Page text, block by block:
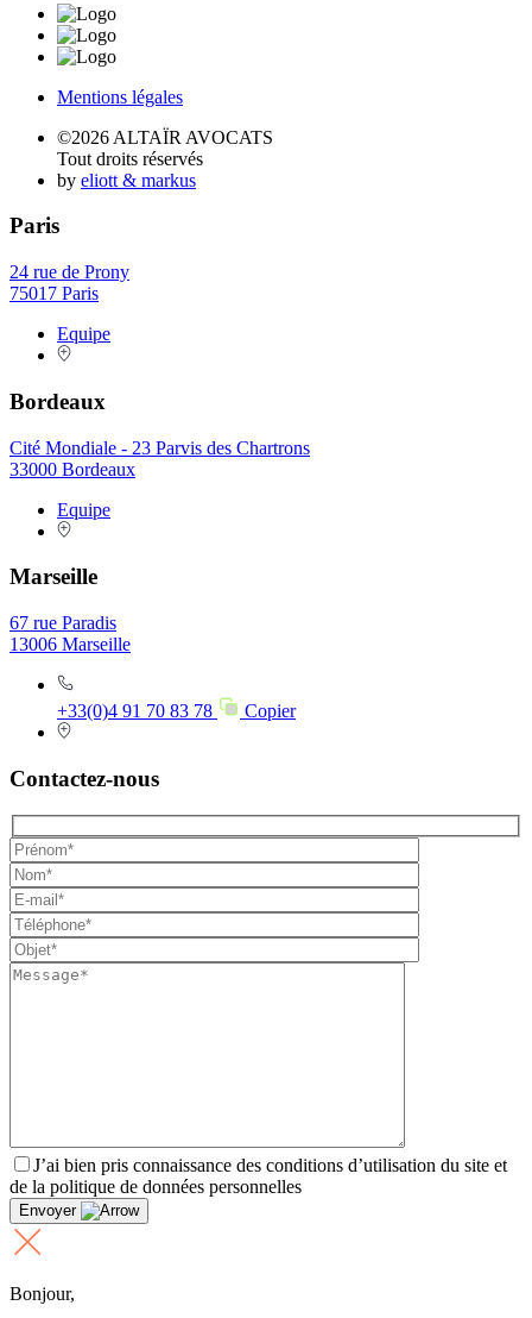
Mentions légales
©2026 ALTAÏR AVOCATS
Tout droits réservés
by eliott & markus
Paris
24 rue de Prony
75017 Paris
Equipe
Bordeaux
Cité Mondiale - 23 Parvis des Chartrons
33000 Bordeaux
Equipe
Marseille
67 rue Paradis
13006 Marseille
+33(0)4 91 70 83 78 Copier
Contactez-nous
J’ai bien pris connaissance des conditions d’utilisation du site et
de la politique de données personnelles
Envoyer
Bonjour,